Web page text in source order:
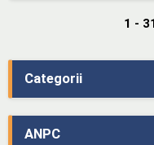
Categorii
ANPC
1 -